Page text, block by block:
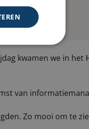
kwamen we in het
van
Zo mooi om te